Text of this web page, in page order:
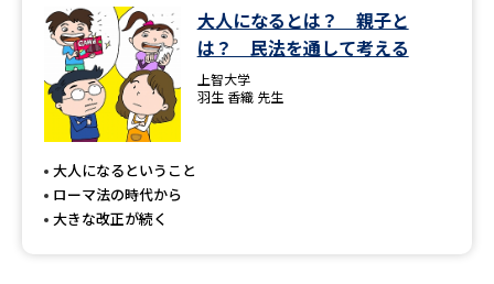
先輩が入学を決めた理由 テレメール全国一斉進学調査
新生活お役立ちガイド
学問発見
大人になるとは？ 親子と
は？ 民法を通して考える
上智大学
羽生 香織 先生
大人になるということ
ローマ法の時代から
大きな改正が続く